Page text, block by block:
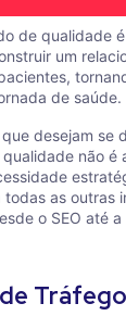
de qualidade
um
de saúde.
desejam se
não é
todas as outras
o SEO até